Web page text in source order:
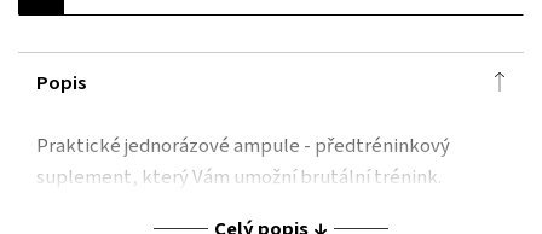
Popis
Praktické jednorázové ampule - předtréninkový
suplement, který Vám umožní brutální trénink.
Celý popis